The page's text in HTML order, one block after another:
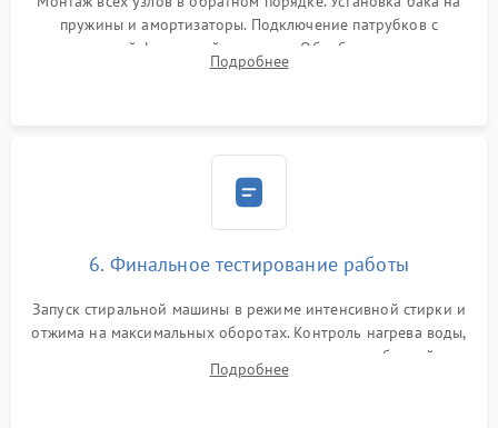
пружины и амортизаторы. Подключение патрубков с
надежной фиксацией хомутами. Обработка стыков
герметиком для предотвращения возможных протечек воды.
Подробнее
6. Финальное тестирование работы
Запуск стиральной машины в режиме интенсивной стирки и
отжима на максимальных оборотах. Контроль нагрева воды,
корректности слива, отсутствия излишних вибраций,
посторонних стуков и протечек под корпусом.
Подробнее